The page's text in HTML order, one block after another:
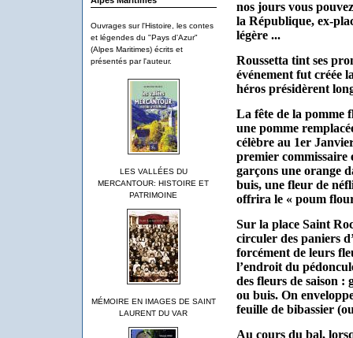
Ouvrages sur l'Histoire, les contes
et légendes du "Pays d'Azur"
(Alpes Maritimes) écrits et
présentés par l'auteur.
LES VALLÉES DU
MERCANTOUR: HISTOIRE ET
PATRIMOINE
MÉMOIRE EN IMAGES DE SAINT
LAURENT DU VAR
nos jours vous
la République, ex-
légère ...
Roussetta tint ses
événement fut créée
héros présidèrent
La fête de la pomme
une pomme
célèbre au 1er
premier commissaire
garçons une orange
buis, une fleur de
offrira le « poum
Sur la place Saint
circuler des paniers
forcément de leurs
l’endroit du
des fleurs de saison :
ou buis. On
feuille de bibassier
Au cours du bal,